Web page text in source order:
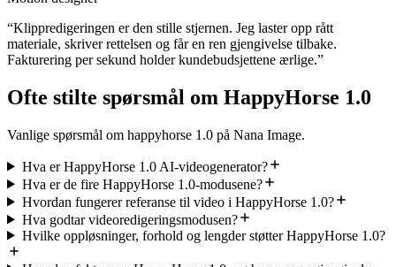
“Klippredigeringen er den stille stjernen. Jeg laster opp rått
materiale, skriver rettelsen og får en ren gjengivelse tilbake.
Fakturering per sekund holder kundebudsjettene ærlige.”
Ofte stilte spørsmål om HappyHorse 1.0
Vanlige spørsmål om happyhorse 1.0 på Nana Image.
Hva er HappyHorse 1.0 AI-videogenerator?
Hva er de fire HappyHorse 1.0-modusene?
Hvordan fungerer referanse til video i HappyHorse 1.0?
Hva godtar videoredigeringsmodusen?
Hvilke oppløsninger, forhold og lengder støtter HappyHorse 1.0?